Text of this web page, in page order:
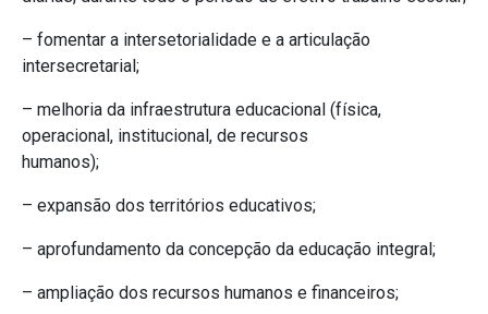
– fomentar a intersetorialidade e a articulação
intersecretarial;
– melhoria da infraestrutura educacional (física,
operacional, institucional, de recursos
humanos);
– expansão dos territórios educativos;
– aprofundamento da concepção da educação integral;
– ampliação dos recursos humanos e financeiros;